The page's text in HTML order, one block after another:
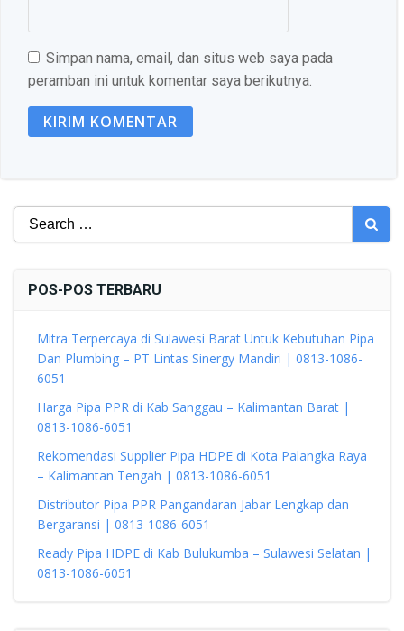
Simpan nama, email, dan situs web saya pada
peramban ini untuk komentar saya berikutnya.
Search
for:
POS-POS TERBARU
Mitra Terpercaya di Sulawesi Barat Untuk Kebutuhan Pipa
Dan Plumbing – PT Lintas Sinergy Mandiri | 0813-1086-
6051
Harga Pipa PPR di Kab Sanggau – Kalimantan Barat |
0813-1086-6051
Rekomendasi Supplier Pipa HDPE di Kota Palangka Raya
– Kalimantan Tengah | 0813-1086-6051
Distributor Pipa PPR Pangandaran Jabar Lengkap dan
Bergaransi | 0813-1086-6051
Ready Pipa HDPE di Kab Bulukumba – Sulawesi Selatan |
0813-1086-6051